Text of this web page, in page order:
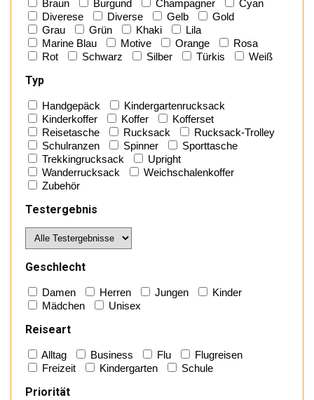
Braun
Burgund Champagner
Cyan
Diverese
Diverse Gelb
Gold
Grau
Grün Khaki
Lila
Marine Blau
Motive Orange
Rosa
Rot
Schwarz Silber Türkis Weiß
Typ
Handgepäck
Kindergartenrucksack
Kinderkoffer
Koffer
Kofferset
Reisetasche
Rucksack
Rucksack-Trolley
Schulranzen
Spinner
Sporttasche
Trekkingrucksack
Upright
Wanderrucksack
Weichschalenkoffer
Zubehör
Testergebnis
Geschlecht
Damen Herren Jungen
Kinder
Mädchen
Unisex
Reiseart
Alltag Business Flu
Flugreisen
Freizeit
Kindergarten Schule
Priorität